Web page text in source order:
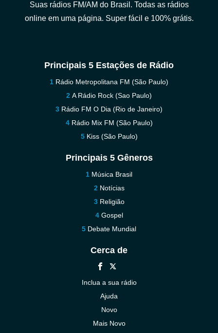
Suas rádios FM/AM do Brasil. Todas as rádios
online em uma página. Super fácil e 100% grátis.
Principais 5 Estações de Rádio
Rádio Metropolitana FM (São Paulo)
A Rádio Rock (Sao Paulo)
Rádio FM O Dia (Rio de Janeiro)
Rádio Mix FM (São Paulo)
Kiss (São Paulo)
Principais 5 Gêneros
Música Brasil
Notícias
Religião
Gospel
Debate Mundial
Cerca de
Inclua a sua rádio
Ajuda
Novo
Mais Novo